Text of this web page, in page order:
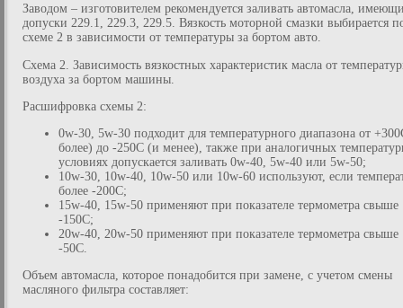
Заводом – изготовителем рекомендуется заливать автомасла,
допуски 229.1, 229.3, 229.5. Вязкость моторной смазки выбирается
схеме 2 в зависимости от температуры за бортом авто.
Схема 2. Зависимость вязкостных характеристик масла от
воздуха за бортом машины.
Расшифровка схемы 2:
0w-30, 5w-30 подходит для температурного диапазона от
более) до -250С (и менее), также при аналогичных
условиях допускается заливать 0w-40, 5w-40 или 5w-50;
10w-30, 10w-40, 10w-50 или 10w-60 используют, если
более -200С;
15w-40, 15w-50 применяют при показателе термометра свыше
-150С;
20w-40, 20w-50 применяют при показателе термометра свыше
-50С.
Объем автомасла, которое понадобится при замене, с учетом смены
масляного фильтра составляет: